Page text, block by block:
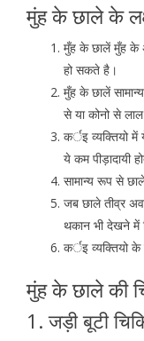
मुंह के छाले के
मुँह के छालें मुँह के
हो सकते है।
मुँह के छालें
से या कोनो से
कर्इ व्यक्तियो में
ये कम पीड़ादायी
सामान्य रूप से
जब छाले तीव्र
थकान भी देखने में
कर्इ व्यक्तियो
मुंह के छाले की
1. जड़ी बूटी